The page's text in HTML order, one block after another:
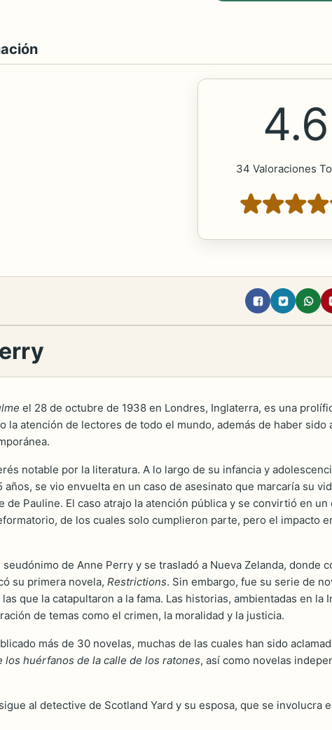
4.6
34 Valoraciones
el 28 de octubre de 1938 en Londres, Inglaterra, es una
la atención de lectores de todo el mundo, además de haber
notable por la literatura. A lo largo de su infancia y
se vio envuelta en un caso de asesinato que marcaría su
de Pauline. El caso atrajo la atención pública y se convirtió en
de los cuales solo cumplieron parte, pero el impacto
de Anne Perry y se trasladó a Nueva Zelanda, donde
su primera novela, Restrictions. Sin embargo, fue su serie de
las que la catapultaron a la fama. Las historias, ambientadas en
de temas como el crimen, la moralidad y la justicia.
más de 30 novelas, muchas de las cuales han sido
los huérfanos de la calle de los ratones, así como novelas
al detective de Scotland Yard y su esposa, que se